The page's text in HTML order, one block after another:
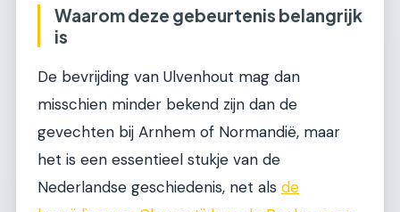
Waarom deze gebeurtenis belangrijk
is
De bevrijding van Ulvenhout mag dan
misschien minder bekend zijn dan de
gevechten bij Arnhem of Normandië, maar
het is een essentieel stukje van de
Nederlandse geschiedenis, net als de